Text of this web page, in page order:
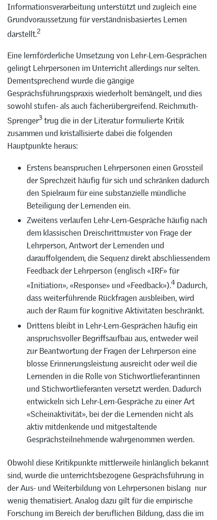
Informationsverarbeitung unterstützt und zugleich eine
Grundvoraussetzung für verständnisbasiertes Lernen
darstellt.2
Eine lernförderliche Umsetzung von Lehr-Lern-Gesprächen
gelingt Lehrpersonen im Unterricht allerdings nur selten.
Dementsprechend wurde die gängige
Gesprächsführungspraxis wiederholt bemängelt, und dies
sowohl stufen- als auch fächerübergreifend. Reichmuth-
Sprenger3 trug die in der Literatur formulierte Kritik
zusammen und kristallisierte dabei die folgenden
Hauptpunkte heraus:
Erstens beanspruchen Lehrpersonen einen Grossteil
der Sprechzeit häufig für sich und schränken dadurch
den Spielraum für eine substanzielle mündliche
Beteiligung der Lernenden ein.
Zweitens verlaufen Lehr-Lern-Gespräche häufig nach
dem klassischen Dreischrittmuster von Frage der
Lehrperson, Antwort der Lernenden und
darauffolgendem, die Sequenz direkt abschliessendem
Feedback der Lehrperson (englisch «IRF» für
«Initiation», «Response» und «Feedback»).4 Dadurch,
dass weiterführende Rückfragen ausbleiben, wird
auch der Raum für kognitive Aktivitäten beschränkt.
Drittens bleibt in Lehr-Lern-Gesprächen häufig ein
anspruchsvoller Begriffsaufbau aus, entweder weil
zur Beantwortung der Fragen der Lehrperson eine
blosse Erinnerungsleistung ausreicht oder weil die
Lernenden in die Rolle von Stichwortlieferantinnen
und Stichwortlieferanten versetzt werden. Dadurch
entwickeln sich Lehr-Lern-Gespräche zu einer Art
«Scheinaktivität», bei der die Lernenden nicht als
aktiv mitdenkende und mitgestaltende
Gesprächsteilnehmende wahrgenommen werden.
Obwohl diese Kritikpunkte mittlerweile hinlänglich bekannt
sind, wurde die unterrichtsbezogene Gesprächsführung in
der Aus- und Weiterbildung von Lehrpersonen bislang nur
wenig thematisiert. Analog dazu gilt für die empirische
Forschung im Bereich der beruflichen Bildung, dass die im